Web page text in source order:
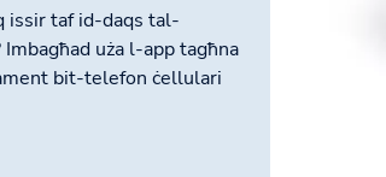
issir taf id-daqs tal-
uża l-app tagħna
bit-telefon ċellulari